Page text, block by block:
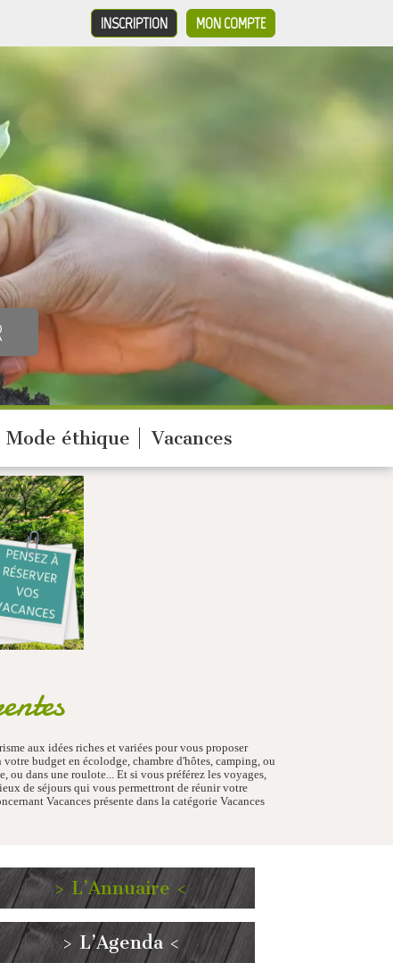
MON COMPTE
INSCRIPTION
Mode éthique Vacances
aux idées riches et variées pour vous proposer
budget en écolodge, chambre d'hôtes, camping, ou
ou dans une roulote... Et si vous préférez les voyages,
de séjours qui vous permettront de réunir votre
Vacances présente dans la catégorie Vacances
> L’Annuaire <
> L’Agenda <